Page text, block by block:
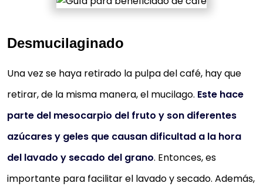
Desmucilaginado
Una vez se haya retirado la pulpa del café, hay que
retirar, de la misma manera, el mucilago. Este hace
parte del mesocarpio del fruto y son diferentes
azúcares y geles que causan dificultad a la hora
del lavado y secado del grano. Entonces, es
importante para facilitar el lavado y secado. Además,